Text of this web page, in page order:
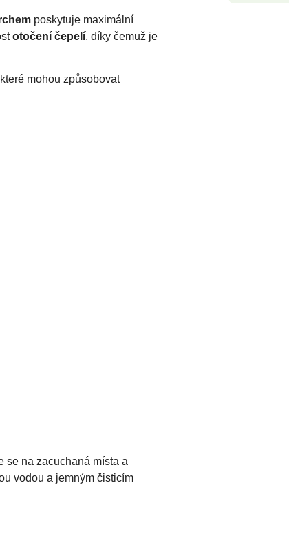
poskytuje maximální
otočení čepelí, díky čemuž je
mohou způsobovat
se na zacuchaná místa a
vodou a jemným čisticím